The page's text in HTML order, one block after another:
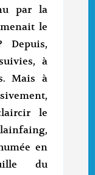
par la
le
à
Mais à
le
en
du